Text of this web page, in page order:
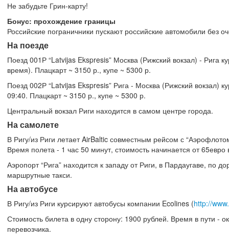
Не забудьте Грин-карту!
Бонус: прохождение границы
Российские пограничники пускают российские автомобили без
На поезде
Поезд 001Р “Latvijas Ekspresis” Москва (Рижский вокзал) - Рига
время). Плацкарт ~ 3150 р., купе ~ 5300 р.
Поезд 002Р “Latvijas Ekspresis” Рига - Москва (Рижский
09:40. Плацкарт ~ 3150 р., купе ~ 5300 р.
Центральный вокзал Риги находится в самом центре города.
На самолете
В Ригу/из Риги летает AirBaltic совместным рейсом с
Время полета - 1 час 50 минут, стоимость начинается от
Аэропорт “Рига” находится к западу от Риги, в Пардаугаве, по
маршрутные такси.
На автобусе
В Ригу/из Риги курсируют автобусы компании Ecolines (http://
Стоимость билета в одну сторону: 1900 рублей. Время в пути -
перевозчика.